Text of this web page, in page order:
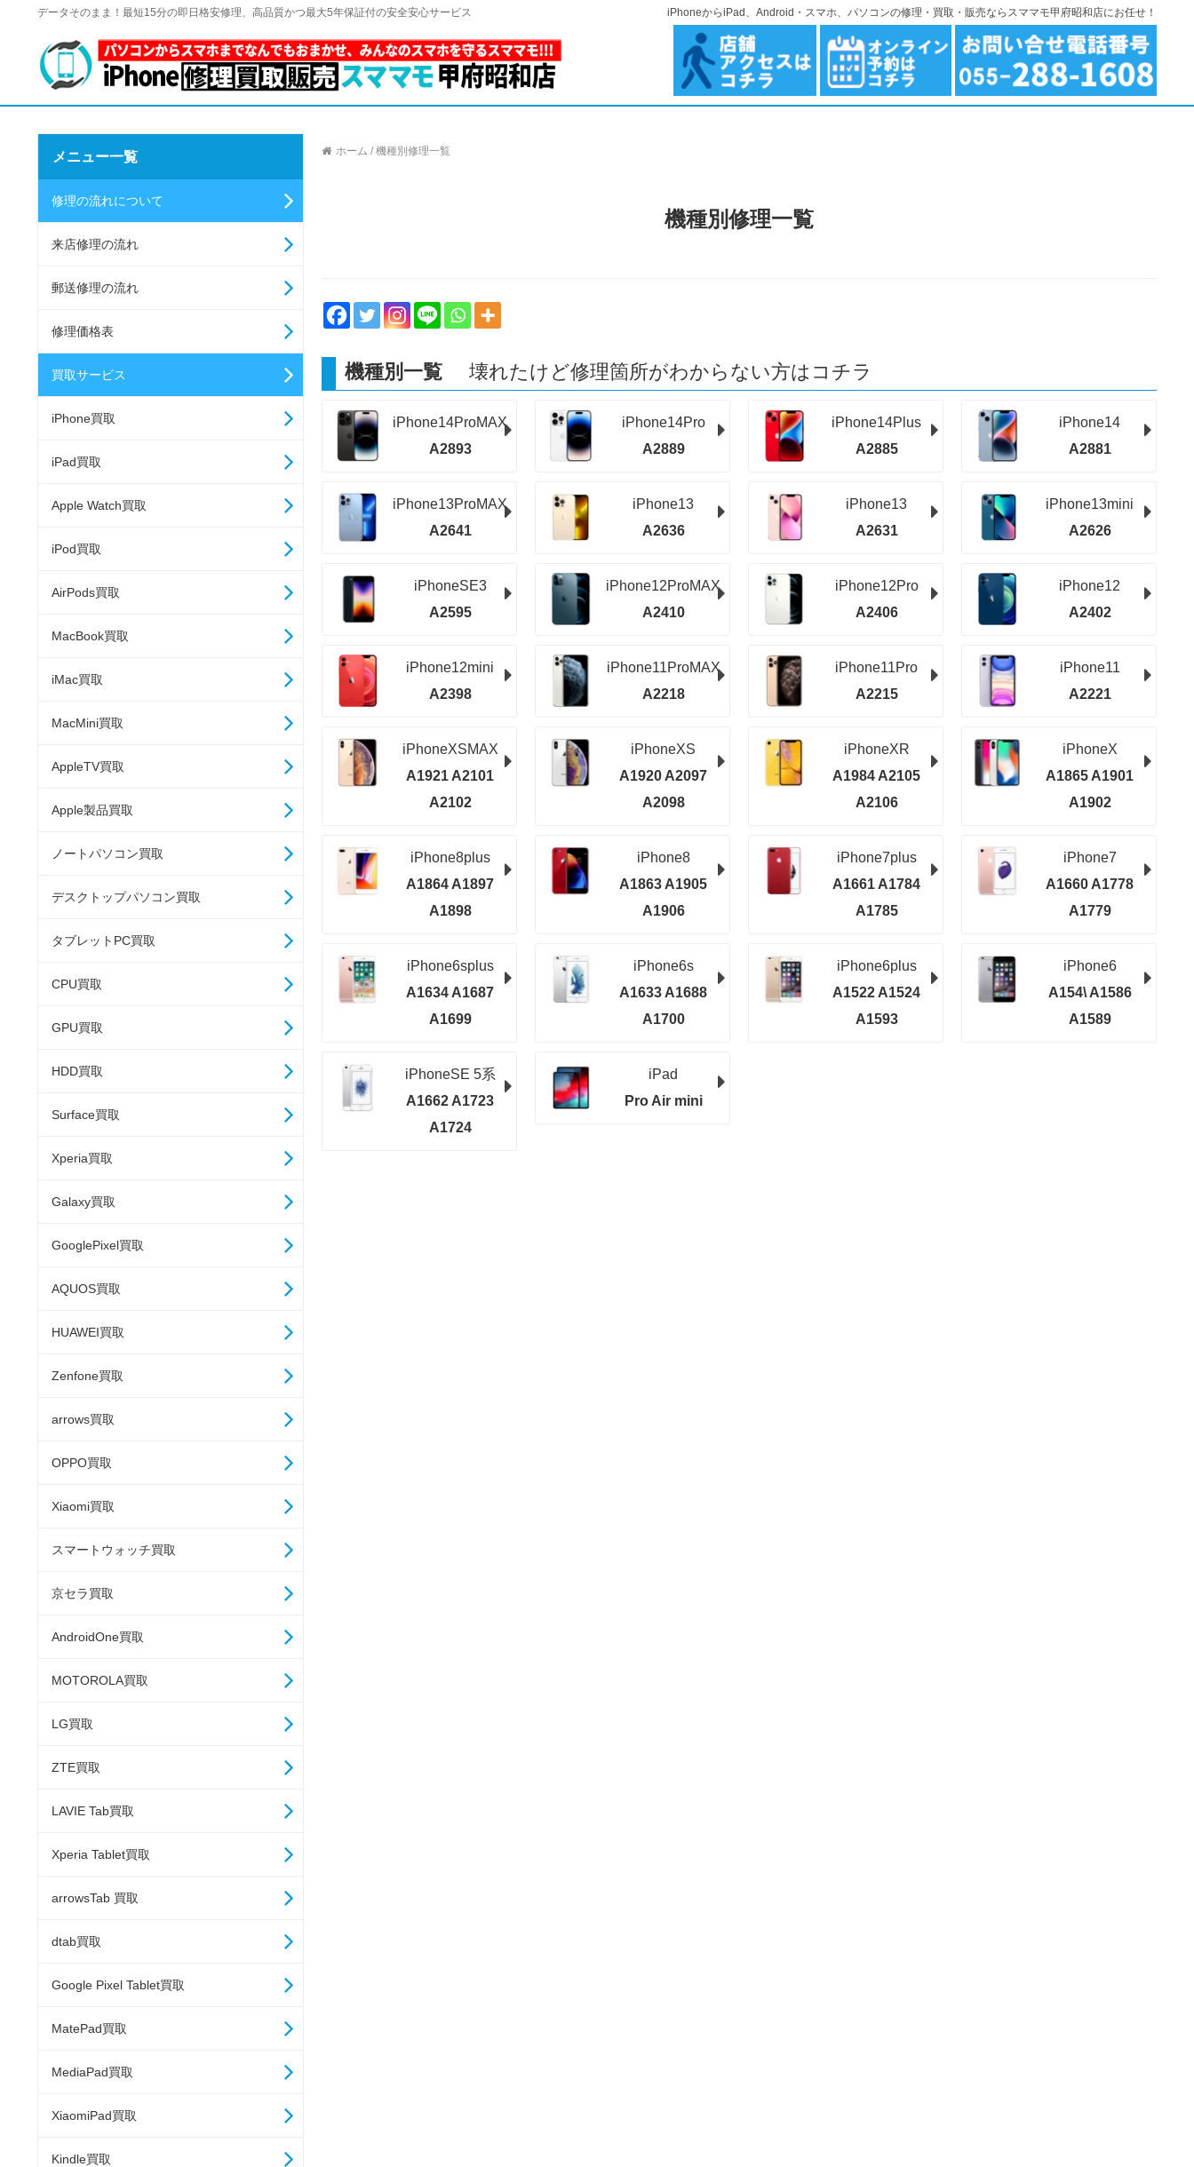
データそのまま！最短15分の即日格安修理、高品質かつ最大5年保証付の安全安心サービス iPhoneからiPad、Android・スマホ、パソコンの修理・買取・販売ならスママモ甲府昭和店にお任せ！
ホーム / 機種別修理一覧
機種別修理一覧
機種別一覧 壊れたけど修理箇所がわからない方はコチラ
iPhone14ProMAX
A2893
iPhone14Pro
A2889
iPhone14Plus
A2885
iPhone14
A2881
iPhone13ProMAX
A2641
iPhone13
A2636
iPhone13
A2631
iPhone13mini
A2626
iPhoneSE3
A2595
iPhone12ProMAX
A2410
iPhone12Pro
A2406
iPhone12
A2402
iPhone12mini
A2398
iPhone11ProMAX
A2218
iPhone11Pro
A2215
iPhone11
A2221
iPhoneXSMAX
A1921 A2101
A2102
iPhoneXS
A1920 A2097
A2098
iPhoneXR
A1984 A2105
A2106
iPhoneX
A1865 A1901
A1902
iPhone8plus
A1864 A1897
A1898
iPhone8
A1863 A1905
A1906
iPhone7plus
A1661 A1784
A1785
iPhone7
A1660 A1778
A1779
iPhone6splus
A1634 A1687
A1699
iPhone6s
A1633 A1688
A1700
iPhone6plus
A1522 A1524
A1593
iPhone6
A154\ A1586
A1589
iPhoneSE 5系
A1662 A1723
A1724
iPad
Pro Air mini
メニュー一覧
修理の流れについて
来店修理の流れ
郵送修理の流れ
修理価格表
買取サービス
iPhone買取
iPad買取
Apple Watch買取
iPod買取
AirPods買取
MacBook買取
iMac買取
MacMini買取
AppleTV買取
Apple製品買取
ノートパソコン買取
デスクトップパソコン買取
タブレットPC買取
CPU買取
GPU買取
HDD買取
Surface買取
Xperia買取
Galaxy買取
GooglePixel買取
AQUOS買取
HUAWEI買取
Zenfone買取
arrows買取
OPPO買取
Xiaomi買取
スマートウォッチ買取
京セラ買取
AndroidOne買取
MOTOROLA買取
LG買取
ZTE買取
LAVIE Tab買取
Xperia Tablet買取
arrowsTab 買取
dtab買取
Google Pixel Tablet買取
MatePad買取
MediaPad買取
XiaomiPad買取
Kindle買取